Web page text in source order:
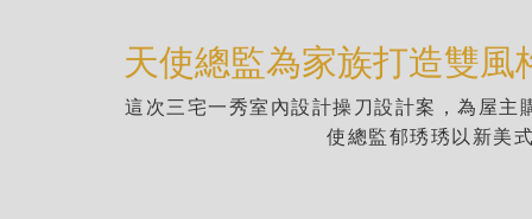
天使總監為家族打造雙
這次三宅一秀室內設計操刀設計案，為屋
使總監郁琇琇以新美